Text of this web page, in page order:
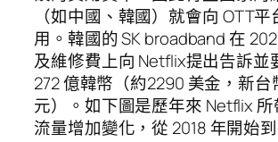
（如中國、韓國）就會向 OTT
用。韓國的 SK broadband 在
及維修費上向 Netflix提出告訴並
272 億韓幣（約2290 美金，新台
元）。如下圖是歷年來 Netflix
流量增加變化，從 2018 年開始到